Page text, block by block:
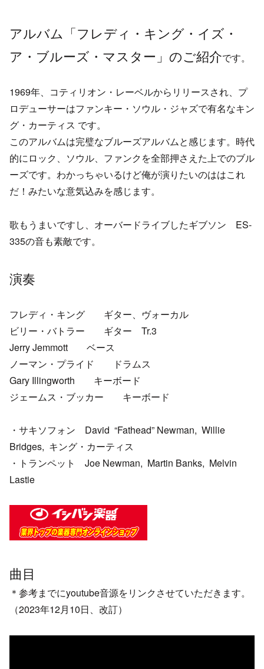
アルバム「フレディ・キング・イズ・
ア・ブルーズ・マスター」のご紹介です。
1969年、コティリオン・レーベルからリリースされ、プ
ロデューサーはファンキー・ソウル・ジャズで有名なキン
グ・カーティス です。
このアルバムは完璧なブルーズアルバムと感じます。時代
的にロック、ソウル、ファンクを全部押さえた上でのブル
ーズです。わかっちゃいるけど俺が演りたいのははこれ
だ！みたいな意気込みを感じます。
歌もうまいですし、オーバードライブしたギブソン ES-
335の音も素敵です。
演奏
フレディ・キング ギター、ヴォーカル
ビリー・バトラー ギター Tr.3
Jerry Jemmott ベース
ノーマン・プライド ドラムス
Gary Illingworth キーボード
ジェームス・ブッカー キーボード
・サキソフォン David “Fathead” Newman, Willie
Bridges, キング・カーティス
・トランペット Joe Newman, Martin Banks, Melvin
Lastie
曲目
＊参考までにyoutube音源をリンクさせていただきます。
（2023年12月10日、改訂）